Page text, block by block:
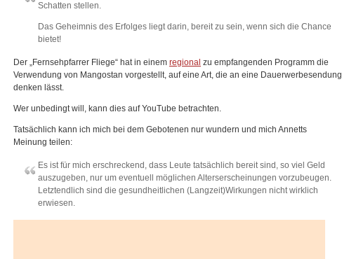
Schatten stellen.
Das Geheimnis des Erfolges liegt darin, bereit zu sein, wenn sich die Chance
bietet!
Der „Fernsehpfarrer Fliege“ hat in einem regional zu empfangenden Programm die
Verwendung von Mangostan vorgestellt, auf eine Art, die an eine Dauerwerbesendung
denken lässt.
Wer unbedingt will, kann dies auf YouTube betrachten.
Tatsächlich kann ich mich bei dem Gebotenen nur wundern und mich Annetts
Meinung teilen:
Es ist für mich erschreckend, dass Leute tatsächlich bereit sind, so viel Geld
auszugeben, nur um eventuell möglichen Alterserscheinungen vorzubeugen.
Letztendlich sind die gesundheitlichen (Langzeit)Wirkungen nicht wirklich
erwiesen.